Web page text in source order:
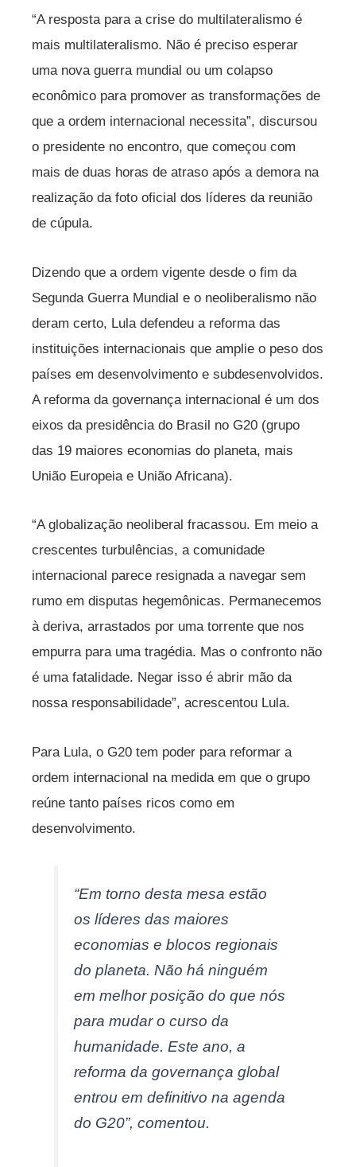
“A resposta para a crise do multilateralismo é
mais multilateralismo. Não é preciso esperar
uma nova guerra mundial ou um colapso
econômico para promover as transformações de
que a ordem internacional necessita”, discursou
o presidente no encontro, que começou com
mais de duas horas de atraso após a demora na
realização da foto oficial dos líderes da reunião
de cúpula.
Dizendo que a ordem vigente desde o fim da
Segunda Guerra Mundial e o neoliberalismo não
deram certo, Lula defendeu a reforma das
instituições internacionais que amplie o peso dos
países em desenvolvimento e subdesenvolvidos.
A reforma da governança internacional é um dos
eixos da presidência do Brasil no G20 (grupo
das 19 maiores economias do planeta, mais
União Europeia e União Africana).
“A globalização neoliberal fracassou. Em meio a
crescentes turbulências, a comunidade
internacional parece resignada a navegar sem
rumo em disputas hegemônicas. Permanecemos
à deriva, arrastados por uma torrente que nos
empurra para uma tragédia. Mas o confronto não
é uma fatalidade. Negar isso é abrir mão da
nossa responsabilidade”, acrescentou Lula.
Para Lula, o G20 tem poder para reformar a
ordem internacional na medida em que o grupo
reúne tanto países ricos como em
desenvolvimento.
“Em torno desta mesa estão
os líderes das maiores
economias e blocos regionais
do planeta. Não há ninguém
em melhor posição do que nós
para mudar o curso da
humanidade. Este ano, a
reforma da governança global
entrou em definitivo na agenda
do G20”, comentou.